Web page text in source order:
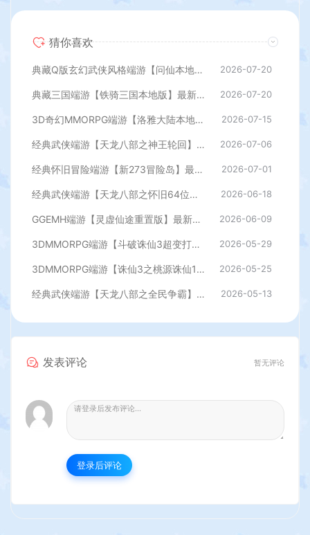
猜你喜欢
典藏Q版玄幻武侠风格端游【问仙本地版】最新整理Win系服务端+PC客户端+GM指令+详细搭建教程 2026-07-20
典藏三国端游【铁骑三国本地版】最新整理Win系服务端+PC客户端+详细搭建教程+GM命令教程 2026-07-20
3D奇幻MMORPG端游【洛雅大陆本地端】最新整理Win一键服务端+PC客户端+GM工具+详细搭建教程 2026-07-15
经典武侠端游【天龙八部之神王轮回】最新整理单机一键即玩镜像端+Linux手工服务端+PC客户端+GM工具+详细搭建教程 2026-07-06
经典怀旧冒险端游【新273冒险岛】最新整理Linux手工端+PC客户端+登录器+管理后台+网页注册+详细搭建教程 2026-07-01
经典武侠端游【天龙八部之怀旧64位源端洛洛1.9】最新整理单机一键即玩镜像端+Linux手工服务端+PC客户端+GM工具+网页注册+详细搭建教程 2026-06-18
GGEMH端游【灵虚仙途重置版】最新整理WIN系服务端+PC客户端+网关+内置GM+详细搭建教程+全套源码 2026-06-09
3DMMORPG端游【斗破诛仙3超变打金18职业精修版】最新整理单机一键即玩镜像端+Linux手工服务端+GM工具+网页注册+PC客户端+详细搭建教程 2026-05-29
3DMMORPG端游【诛仙3之桃源诛仙18职业精修版】最新整理单机一键即玩镜像端+Linux手工服务端+GM工具+网页注册+PC客户端+详细搭建教程 2026-05-25
经典武侠端游【天龙八部之全民争霸】最新整理单机一键即玩镜像端+Linux手工服务端+PC客户端+GM工具+详细搭建教程 2026-05-13
发表评论 暂无评论
登录后评论